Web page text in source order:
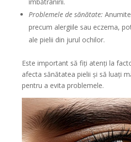
Problemele de sănătate:
precum alergiile sau eczema,
ale pielii din jurul ochilor.
Este important să fiți atenți la
afecta sănătatea pielii și să luați
pentru a evita problemele.